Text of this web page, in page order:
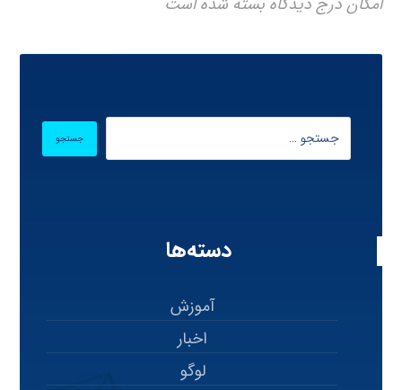
دسته‌ها
آموزش
اخبار
لوگو